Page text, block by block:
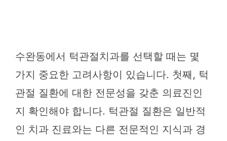
수완동에서 턱관절치과를 선택할 때는 몇
가지 중요한 고려사항이 있습니다. 첫째, 턱
관절 질환에 대한 전문성을 갖춘 의료진인
지 확인해야 합니다. 턱관절 질환은 일반적
인 치과 진료와는 다른 전문적인 지식과 경